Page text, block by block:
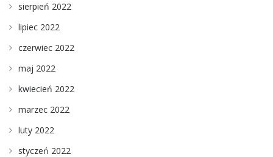
sierpień 2022
lipiec 2022
czerwiec 2022
maj 2022
kwiecień 2022
marzec 2022
luty 2022
styczeń 2022